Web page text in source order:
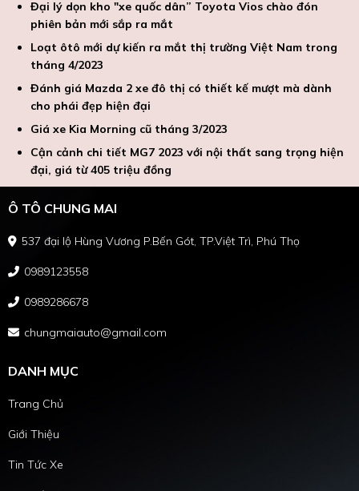
Đại lý dọn kho "xe quốc dân” Toyota Vios chào đón
phiên bản mới sắp ra mắt
Loạt ôtô mới dự kiến ra mắt thị trường Việt Nam trong
tháng 4/2023
Đánh giá Mazda 2 xe đô thị có thiết kế mượt mà dành
cho phái đẹp hiện đại
Giá xe Kia Morning cũ tháng 3/2023
Cận cảnh chi tiết MG7 2023 với nội thất sang trọng hiện
đại, giá từ 405 triệu đồng
Ô TÔ CHUNG MAI
537 đại lộ Hùng Vương P.Bến Gót, TP.Việt Trì, Phú Thọ
0989123558
0989286678
chungmaiauto@gmail.com
DANH MỤC
Trang Chủ
Giới Thiệu
Tin Tức Xe